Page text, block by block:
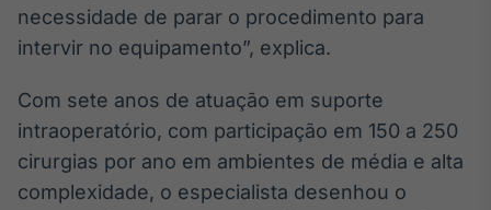
necessidade de parar o procedimento para
intervir no equipamento”, explica.
Com sete anos de atuação em suporte
intraoperatório, com participação em 150 a 250
cirurgias por ano em ambientes de média e alta
complexidade, o especialista desenhou o